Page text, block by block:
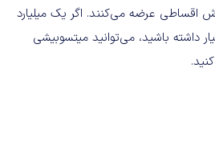
اقساطی عرضه می‌کنند. اگر یک میلیارد
داشته باشید، می‌توانید میتسوبیشی